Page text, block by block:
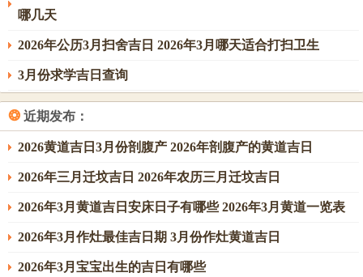
哪几天
2026年公历3月扫舍吉日 2026年3月哪天适合打扫卫生
3月份求学吉日查询
❂ 近期发布：
2026黄道吉日3月份剖腹产 2026年剖腹产的黄道吉日
2026年三月迁坟吉日 2026年农历三月迁坟吉日
2026年3月黄道吉日安床日子有哪些 2026年3月黄道一览表
2026年3月作灶最佳吉日期 3月份作灶黄道吉日
2026年3月宝宝出生的吉日有哪些